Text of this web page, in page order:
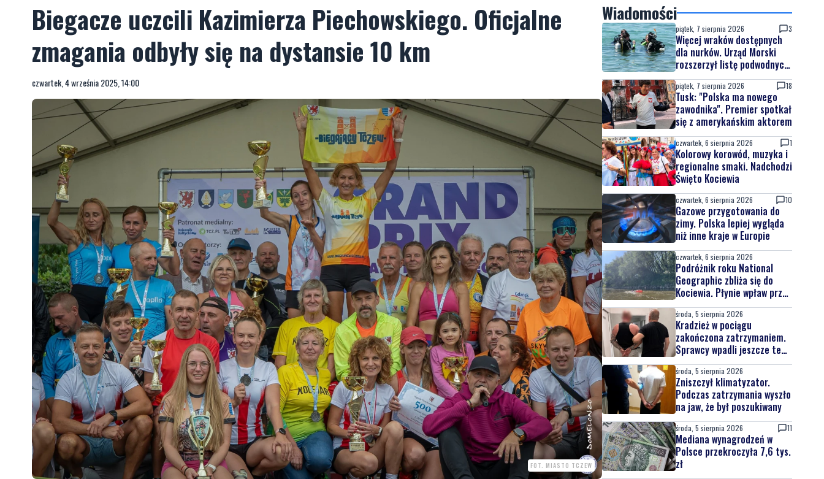
Biegacze uczcili Kazimierza Piechowskiego. Oficjalne
zmagania odbyły się na dystansie 10 km
czwartek, 4 września 2025, 14:00
FOT. MIASTO TCZEW
Wiadomości
piątek, 7 sierpnia 2026 3
Więcej wraków dostępnych
dla nurków. Urząd Morski
rozszerzył listę podwodnych
atrakcji
piątek, 7 sierpnia 2026 18
Tusk: "Polska ma nowego
zawodnika". Premier spotkał
się z amerykańskim aktorem
czwartek, 6 sierpnia 2026 1
Kolorowy korowód, muzyka i
regionalne smaki. Nadchodzi
Święto Kociewia
czwartek, 6 sierpnia 2026 10
Gazowe przygotowania do
zimy. Polska lepiej wygląda
niż inne kraje w Europie
czwartek, 6 sierpnia 2026
Podróżnik roku National
Geographic zbliża się do
Kociewia. Płynie wpław przez
całą Wisłę
środa, 5 sierpnia 2026
Kradzież w pociągu
zakończona zatrzymaniem.
Sprawcy wpadli jeszcze tego
samego dnia
środa, 5 sierpnia 2026
Zniszczył klimatyzator.
Podczas zatrzymania wyszło
na jaw, że był poszukiwany
środa, 5 sierpnia 2026 11
Mediana wynagrodzeń w
Polsce przekroczyła 7,6 tys.
zł